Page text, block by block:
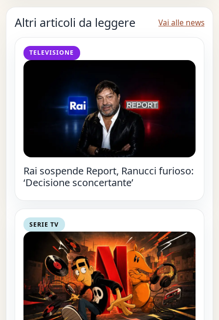
Altri articoli da leggere Vai alle news
TELEVISIONE
Rai sospende Report, Ranucci furioso:
‘Decisione sconcertante’
SERIE TV